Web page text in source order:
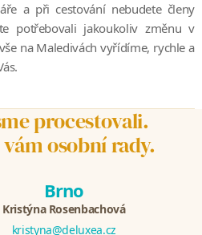
a při cestování nebudete členy
potřebovali jakoukoliv změnu v
na Maledivách vyřídíme, rychle a
procestovali.
osobní rady.
Brno
Kristýna Rosenbachová
kristyna@deluxea.cz